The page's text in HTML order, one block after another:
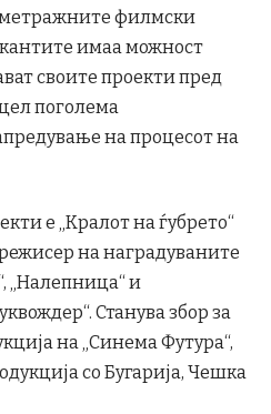
филмски
имаа можност
своите проекти пред
поголема
на процесот на
е „Кралот на ѓубрето“
на наградуваните
„Налепница“ и
Станува збор за
на „Синема Футура“,
со Бугарија, Чешка